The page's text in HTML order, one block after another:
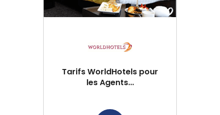
Tarifs WorldHotels pour
les Agents...